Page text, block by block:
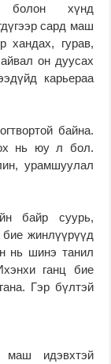
болон хүнд
сард маш
хандах, гурав,
он дуусах
карьераа
байна.
нь юу л бол.
урамшуулал
байр суурь,
жинлүүрүүд
нь шинэ танил
ганц бие
Гэр бүлтэй
маш идэвхтэй